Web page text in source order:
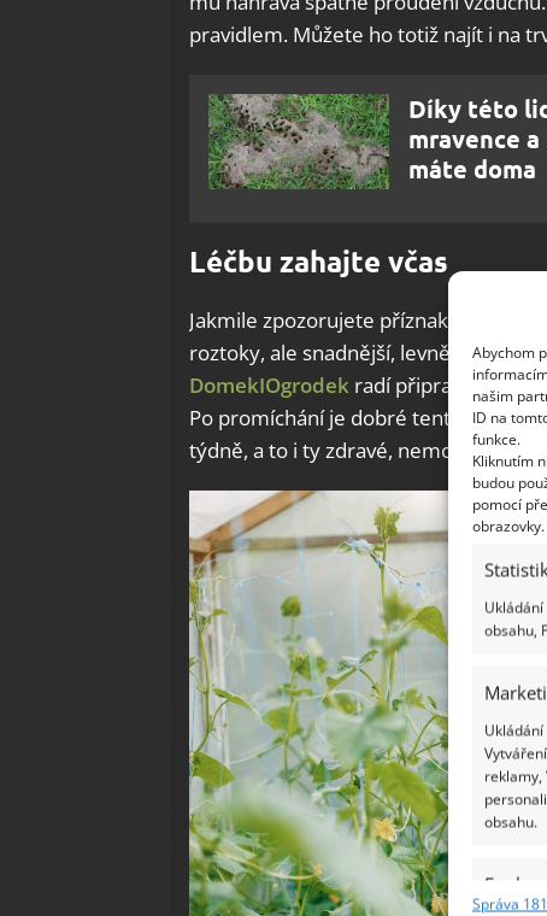
Abychom
našim
ID na
funkce.
Kliknutím
budou
pomocí
obrazovky.
obsahu,
reklamy,
obsahu.
Funkce
Správa
pravidlem. Můžete ho totiž najít i na
Díky této
mravence
máte doma
Léčbu zahajte včas
Jakmile zpozorujete příznaky,
roztoky, ale snadnější, levnější a
DomekIOgrodek radí připravit hov
Po promíchání je dobré tento
týdně, a to i ty zdravé, nemoc se na